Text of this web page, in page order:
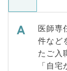
医師専
件など
たご入
「自